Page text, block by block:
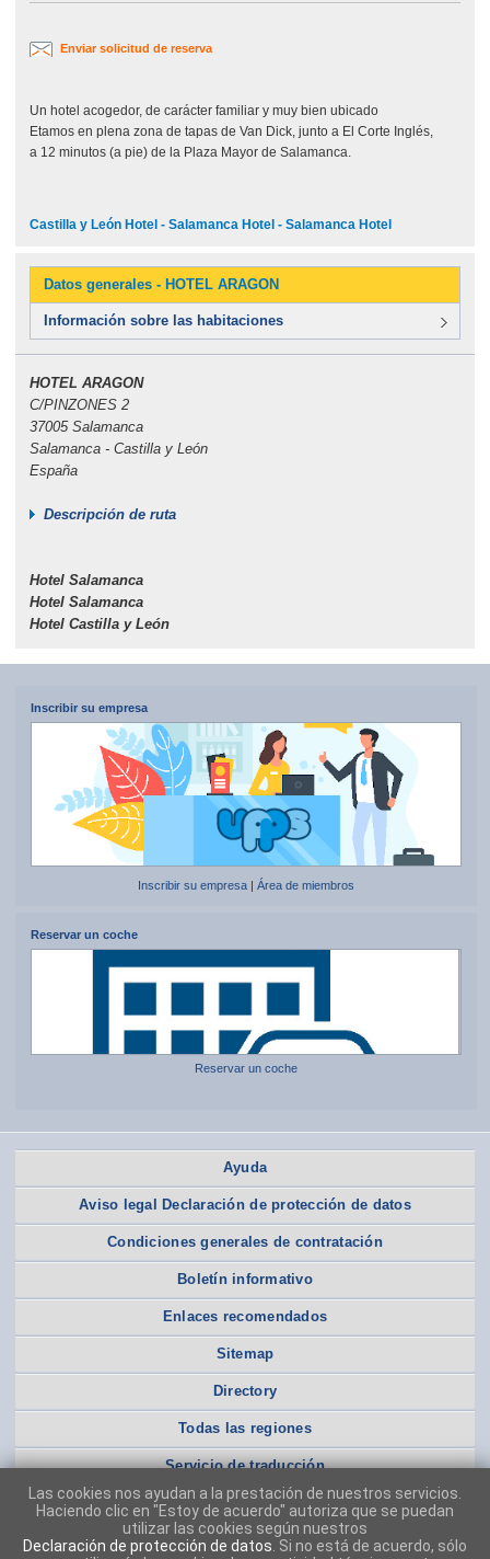
Enviar solicitud de reserva
Un hotel acogedor, de carácter familiar y muy bien ubicado
Etamos en plena zona de tapas de Van Dick, junto a El Corte Inglés,
a 12 minutos (a pie) de la Plaza Mayor de Salamanca.
Castilla y León Hotel - Salamanca Hotel - Salamanca Hotel
Datos generales - HOTEL ARAGON
Información sobre las habitaciones
HOTEL ARAGON
C/PINZONES 2
37005 Salamanca
Salamanca - Castilla y León
España
Descripción de ruta
Hotel Salamanca
Hotel Salamanca
Hotel Castilla y León
Inscribir su empresa
Inscribir su empresa| Área de miembros
Reservar un coche
Reservar un coche
Ayuda
Aviso legal Declaración de protección de datos
Condiciones generales de contratación
Boletín informativo
Enlaces recomendados
Sitemap
Directory
Todas las regiones
Servicio de traducción
Las cookies nos ayudan a la prestación de nuestros servicios.
Haciendo clic en "Estoy de acuerdo" autoriza que se puedan
utilizar las cookies según nuestros
Declaración de protección de datos . Si no está de acuerdo, sólo